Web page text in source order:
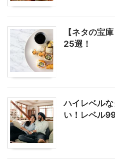
【ネタの宝
25選！
ハイレベル
い！レベル